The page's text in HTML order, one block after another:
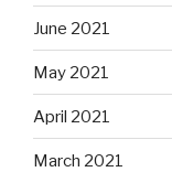
June 2021
May 2021
April 2021
March 2021